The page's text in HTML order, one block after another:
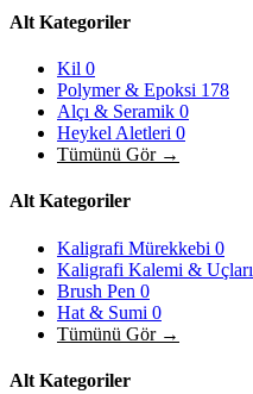
Alt Kategoriler
Kil 0
Polymer & Epoksi 178
Alçı & Seramik 0
Heykel Aletleri 0
Tümünü Gör →
Alt Kategoriler
Kaligrafi Mürekkebi 0
Kaligrafi Kalemi & Uçları
Brush Pen 0
Hat & Sumi 0
Tümünü Gör →
Alt Kategoriler